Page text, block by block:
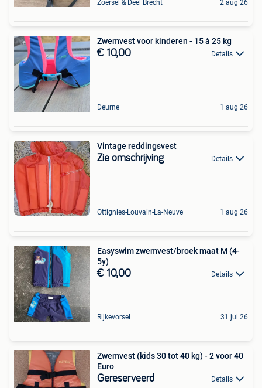
Zoersel & Deel Brecht 2 aug 26
Zwemvest voor kinderen - 15 à 25 kg
€ 10,00 Details
Deurne 1 aug 26
Vintage reddingsvest
Zie omschrijving Details
Ottignies-Louvain-La-Neuve 1 aug 26
Easyswim zwemvest/broek maat M (4-
5y)
€ 10,00 Details
Rijkevorsel 31 jul 26
Zwemvest (kids 30 tot 40 kg) - 2 voor 40
Euro
Gereserveerd Details